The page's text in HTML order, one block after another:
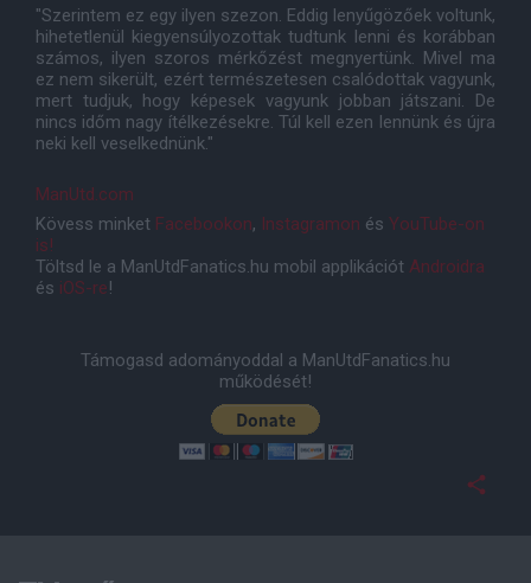
"Szerintem ez egy ilyen szezon. Eddig lenyűgözőek voltunk,
hihetetlenül kiegyensúlyozottak tudtunk lenni és korábban
számos, ilyen szoros mérkőzést megnyertünk. Mivel ma
ez nem sikerült, ezért természetesen csalódottak vagyunk,
mert tudjuk, hogy képesek vagyunk jobban játszani. De
nincs időm nagy ítélkezésekre. Túl kell ezen lennünk és újra
neki kell veselkednünk."
ManUtd.com
Kövess minket Facebookon, Instagramon és YouTube-on
is!
Töltsd le a ManUtdFanatics.hu mobil applikációt Androidra
és iOS-re!
Támogasd adományoddal a ManUtdFanatics.hu
működését!